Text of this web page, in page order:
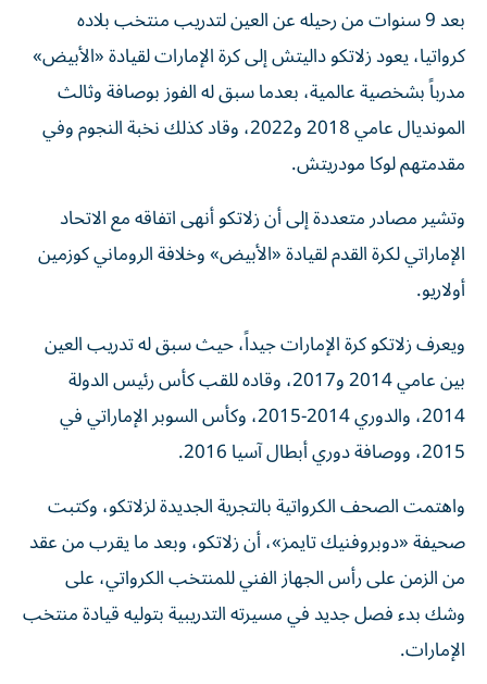
بعد 9 سنوات من رحيله عن العين لتدريب منتخب بلاده
كرواتيا، يعود زلاتكو داليتش إلى كرة الإمارات لقيادة «الأبيض»
مدرباً بشخصية عالمية، بعدما سبق له الفوز بوصافة وثالث
المونديال عامي 2018 و2022، وقاد كذلك نخبة النجوم وفي
مقدمتهم لوكا مودريتش.
وتشير مصادر متعددة إلى أن زلاتكو أنهى اتفاقه مع الاتحاد
الإماراتي لكرة القدم لقيادة «الأبيض» وخلافة الروماني كوزمين
أولاريو.
ويعرف زلاتكو كرة الإمارات جيداً، حيث سبق له تدريب العين
بين عامي 2014 و2017، وقاده للقب كأس رئيس الدولة
2014، والدوري 2014-2015، وكأس السوبر الإماراتي في
2015، ووصافة دوري أبطال آسيا 2016.
واهتمت الصحف الكرواتية بالتجرية الجديدة لزلاتكو، وكتبت
صحيفة «دوبروفنيك تايمز»، أن زلاتكو، وبعد ما يقرب من عقد
من الزمن على رأس الجهاز الفني للمنتخب الكرواتي، على
وشك بدء فصل جديد في مسيرته التدريبية بتوليه قيادة منتخب
الإمارات.